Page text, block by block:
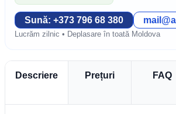
Sună: +373 796 68 380
Lucrăm zilnic • Deplasare în toată Moldova
Descriere Prețuri FAQ